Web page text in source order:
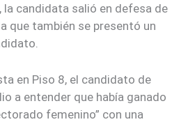
la candidata salió en defesa de
que también se presentó un
en Piso 8, el candidato de
a entender que había ganado
femenino” con una